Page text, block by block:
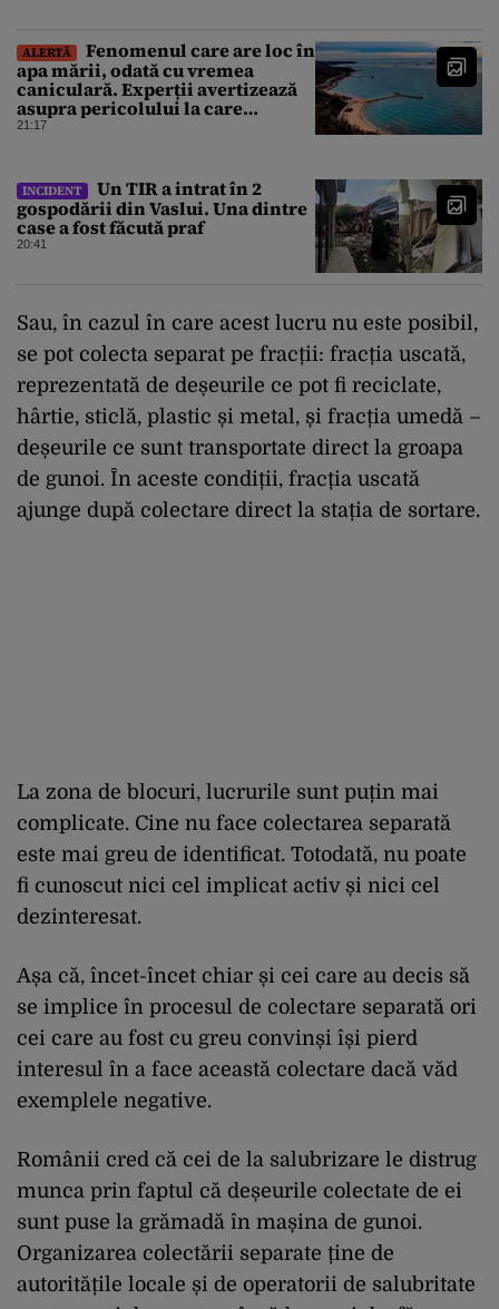
ALERTĂ
Fenomenul care are loc în
apa mării, odată cu vremea
caniculară. Experții avertizează
asupra pericolului la care
oamenii pot fi expuși
21:17
INCIDENT
Un TIR a intrat în 2
gospodării din Vaslui. Una dintre
case a fost făcută praf
20:41
Sau, în cazul în care acest lucru nu este posibil,
se pot colecta separat pe fracții: fracția uscată,
reprezentată de deșeurile ce pot fi reciclate,
hârtie, sticlă, plastic și metal, și fracția umedă –
deșeurile ce sunt transportate direct la groapa
de gunoi. În aceste condiții, fracția uscată
ajunge după colectare direct la stația de sortare.
La zona de blocuri, lucrurile sunt puțin mai
complicate. Cine nu face colectarea separată
este mai greu de identificat. Totodată, nu poate
fi cunoscut nici cel implicat activ și nici cel
dezinteresat.
Așa că, încet-încet chiar și cei care au decis să
se implice în procesul de colectare separată ori
cei care au fost cu greu convinși își pierd
interesul în a face această colectare dacă văd
exemplele negative.
Românii cred că cei de la salubrizare le distrug
munca prin faptul că deșeurile colectate de ei
sunt puse la grămadă în mașina de gunoi.
Organizarea colectării separate ține de
autoritățile locale și de operatorii de salubritate